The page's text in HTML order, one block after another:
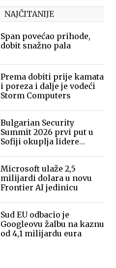
NAJČITANIJE
Span povećao prihode,
dobit snažno pala
Prema dobiti prije kamata
i poreza i dalje je vodeći
Storm Computers
Bulgarian Security
Summit 2026 prvi put u
Sofiji okuplja lidere
Microsoft ulaže 2,5
milijardi dolara u novu
Frontier AI jedinicu
Sud EU odbacio je
Googleovu žalbu na kaznu
od 4,1 milijardu eura